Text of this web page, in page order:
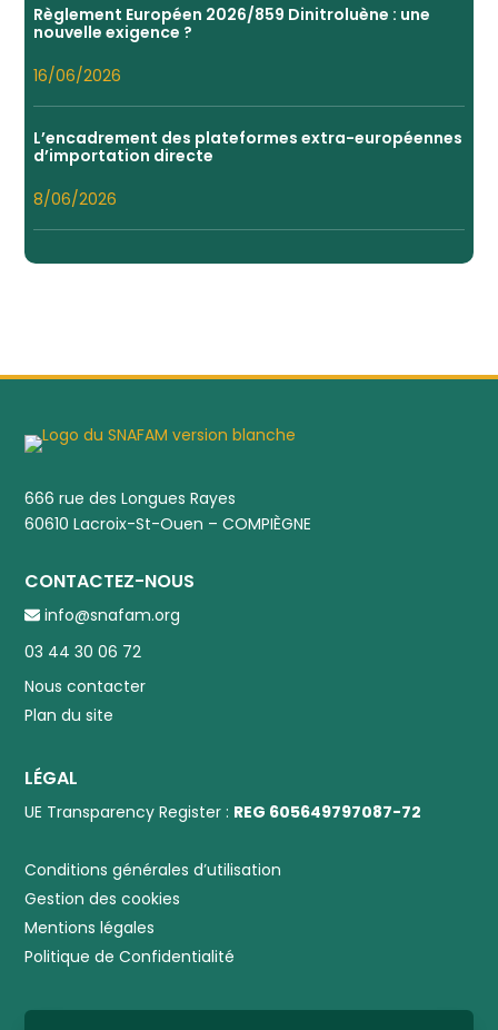
Règlement Européen 2026/859 Dinitroluène : une
nouvelle exigence ?
16/06/2026
L’encadrement des plateformes extra-européennes
d’importation directe
8/06/2026
666 rue des Longues Rayes
60610 Lacroix-St-Ouen – COMPIÈGNE
CONTACTEZ-NOUS
info@snafam.org
03 44 30 06 72
Nous contacter
Plan du site
LÉGAL
UE Transparency Register : REG 605649797087-72
Conditions générales d’utilisation
Gestion des cookies
Mentions légales
Politique de Confidentialité